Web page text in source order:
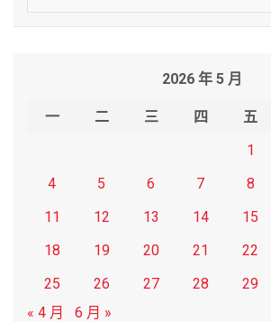
e
2026 年 5 月
一 二 三 四 五
1
4
5 6 7 8
11
12 13 14 15
18
19 20 21 22
25
26 27 28 29
« 4 月
6 月 »